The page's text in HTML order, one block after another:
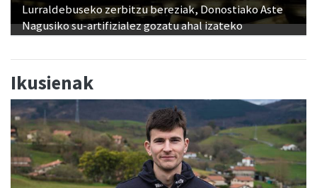
Lurraldebuseko zerbitzu bereziak, Donostiako Aste
Nagusiko su-artifizialez gozatu ahal izateko
Ikusienak